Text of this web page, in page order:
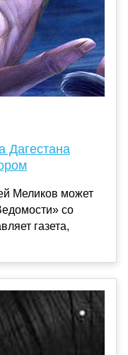
Дагестана
Меликов может
со
газета,